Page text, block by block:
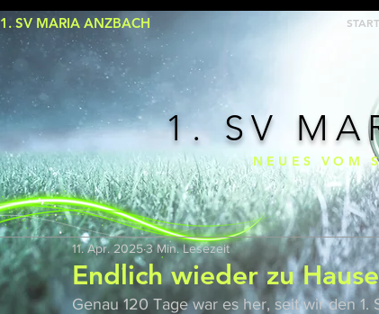
1. SV MARIA ANZBACH START
1. SV
NEUES VOM
Endlich wieder zu
11. Apr. 20253 Min. Lesezeit
Genau 120 Tage war es her, seit wir den